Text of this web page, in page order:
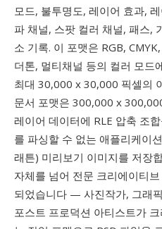
모드, 불투명도, 레이어 효과,
파 채널, 스팟 컬러 채널, 패스,
소 기록. 이 포맷은 RGB,
더톤, 멀티채널 등의 컬러 모드
최대 30,000 x 30,000 픽셀의
문서 포맷은 300,000 x
레이어 데이터에 RLE 압축 조
를 파싱할 수 없는 애플리케이
래튼) 미리보기 이미지를 저장
자체를 넘어 전문 크리에이티
되었습니다 — 사진작가, 그래
포스트 프로덕션 아티스트가